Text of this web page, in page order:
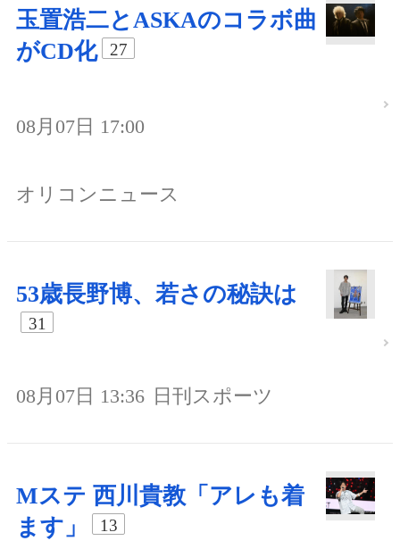
玉置浩二とASKAのコラボ曲
がCD化
27
08月07日 17:00
オリコンニュース
53歳長野博、若さの秘訣は
31
08月07日 13:36 日刊スポーツ
Mステ 西川貴教「アレも着
ます」
13